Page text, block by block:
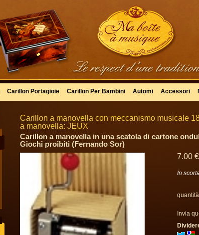
Carillon Portagioie Carillon Per Bambini Automi Accessori
Carillon a manovella con meccanismo musicale
a manovella: JEUX
Carillon a manovella in una scatola di cartone
Giochi proibiti (Fernando Sor)
7.00 €
In
quantità
Invia